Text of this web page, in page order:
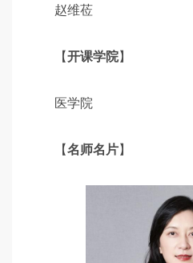
赵维莅
【开课学院】
医学院
【名师名片】